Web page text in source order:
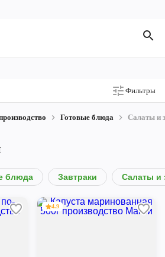
Фильтры
Готовые блюда Салаты и
блюда Завтраки Салаты и
4.9